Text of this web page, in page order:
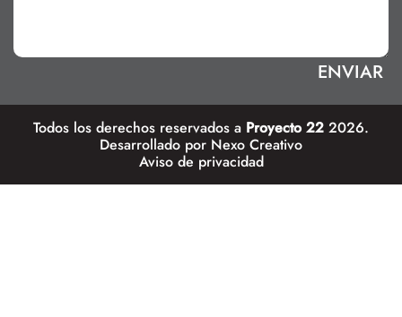
Todos los derechos reservados a Proyecto 22 2026.
Desarrollado por Nexo Creativo
Aviso de privacidad